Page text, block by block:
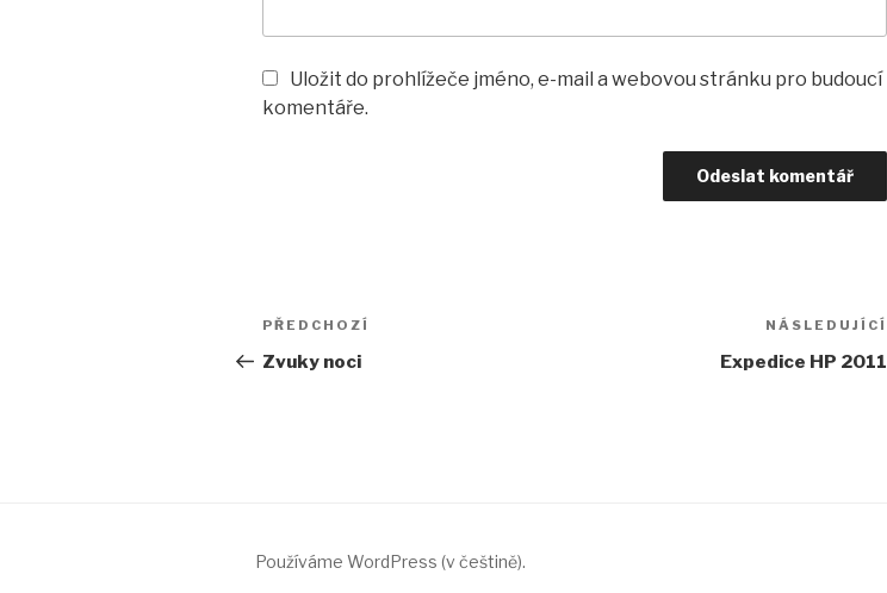
Uložit do prohlížeče jméno, e-mail a webovou stránku pro budoucí
komentáře.
Navigace
pro
Předchozí
příspěvek
PŘEDCHOZÍ
Zvuky noci
NÁSLEDUJÍCÍ
Expedice HP 2011
Používáme WordPress (v češtině).